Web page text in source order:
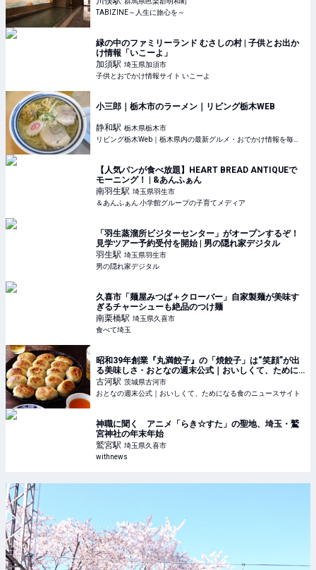
TABIZINE～人生に旅心を～
緑の中のファミリーランド むさしの村 | 子供とお出か
け情報「いこーよ」
加須駅 埼玉県加須市
子供とおでかけ情報サイト いこーよ
小三郎｜栃木市のラーメン｜リビング栃木WEB
静和駅 栃木県栃木市
【人気パンが食べ放題】HEART BREAD ANTIQUEで
モーニング！ | &あんふぁん
南羽生駅 埼玉県羽生市
＆あんふぁん 小学館グループの子育てメディア
「羽生蒸溜所ビジターセンター」がオープンするぞ！
見学ツアー予約受付を開始 | 男の隠れ家デジタル
羽生駅 埼玉県羽生市
男の隠れ家デジタル
久喜市「麺屋みつば＋クローバー」自家製麺が美味す
ぎるチャーシューも絶品のつけ麺
南栗橋駅 埼玉県久喜市
食べて埼玉
昭和39年創業『丸満餃子』の「焼餃子」は“笑顔”が出
る美味しさ - おとなの週末公式｜おいしくて、ために
なる食のニュースサイト
古河駅 茨城県古河市
おとなの週末公式｜おいしくて、ためになる食のニュースサイト
神職に聞く アニメ「らき☆すた」の聖地、埼玉・鷲
宮神社の年末年始
鷲宮駅 埼玉県久喜市
withnews